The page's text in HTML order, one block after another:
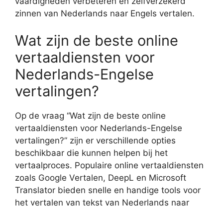
zinnen van Nederlands naar Engels vertalen.
Wat zijn de beste online
vertaaldiensten voor
Nederlands-Engelse
vertalingen?
Op de vraag “Wat zijn de beste online
vertaaldiensten voor Nederlands-Engelse
vertalingen?” zijn er verschillende opties
beschikbaar die kunnen helpen bij het
vertaalproces. Populaire online vertaaldiensten
zoals Google Vertalen, DeepL en Microsoft
Translator bieden snelle en handige tools voor
het vertalen van tekst van Nederlands naar